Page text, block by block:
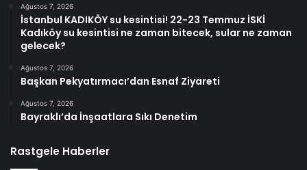
Ağustos 7, 2026
İstanbul KADIKÖY su kesintisi! 22-23 Temmuz İSKİ
Kadıköy su kesintisi ne zaman bitecek, sular ne zaman
gelecek?
Ağustos 7, 2026
Başkan Pekyatırmacı’dan Esnaf Ziyareti
Ağustos 7, 2026
Bayraklı’da İnşaatlara Sıkı Denetim
Rastgele Haberler